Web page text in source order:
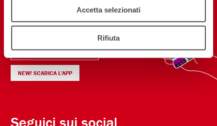
Accetta selezionati
Rifiuta
Restiamo in
contatto
ISCRIVITI ALLA NEWSLETTER
NEW! SCARICA L'APP
Seguici sui social